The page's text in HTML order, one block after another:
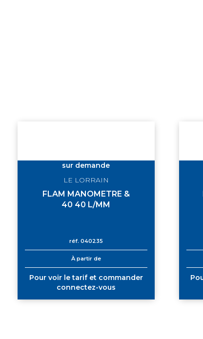
sur demande
LE LORRAIN
FLAM MANOMETRE &
40 40 L/MM
réf. 040235
À partir de
Pour voir le tarif et commander
connectez-vous